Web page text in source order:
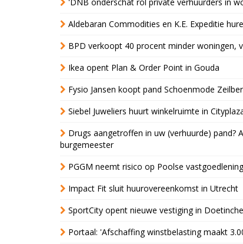
Aldebaran Commodities en K.E. Expeditie
BPD verkoopt 40 procent minder woningen,
Ikea opent Plan & Order Point in Gouda
Fysio Jansen koopt pand Schoenmode
Siebel Juweliers huurt winkelruimte in
Drugs aangetroffen in uw (verhuurde) pand?
burgemeester
PGGM neemt risico op Poolse
Impact Fit sluit huurovereenkomst in Utrecht
SportCity opent nieuwe vestiging in
Portaal: 'Afschaffing winstbelasting maakt